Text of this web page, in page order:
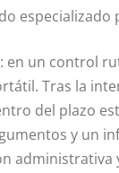
en un control
Tras la
del plazo
y un
administrativa